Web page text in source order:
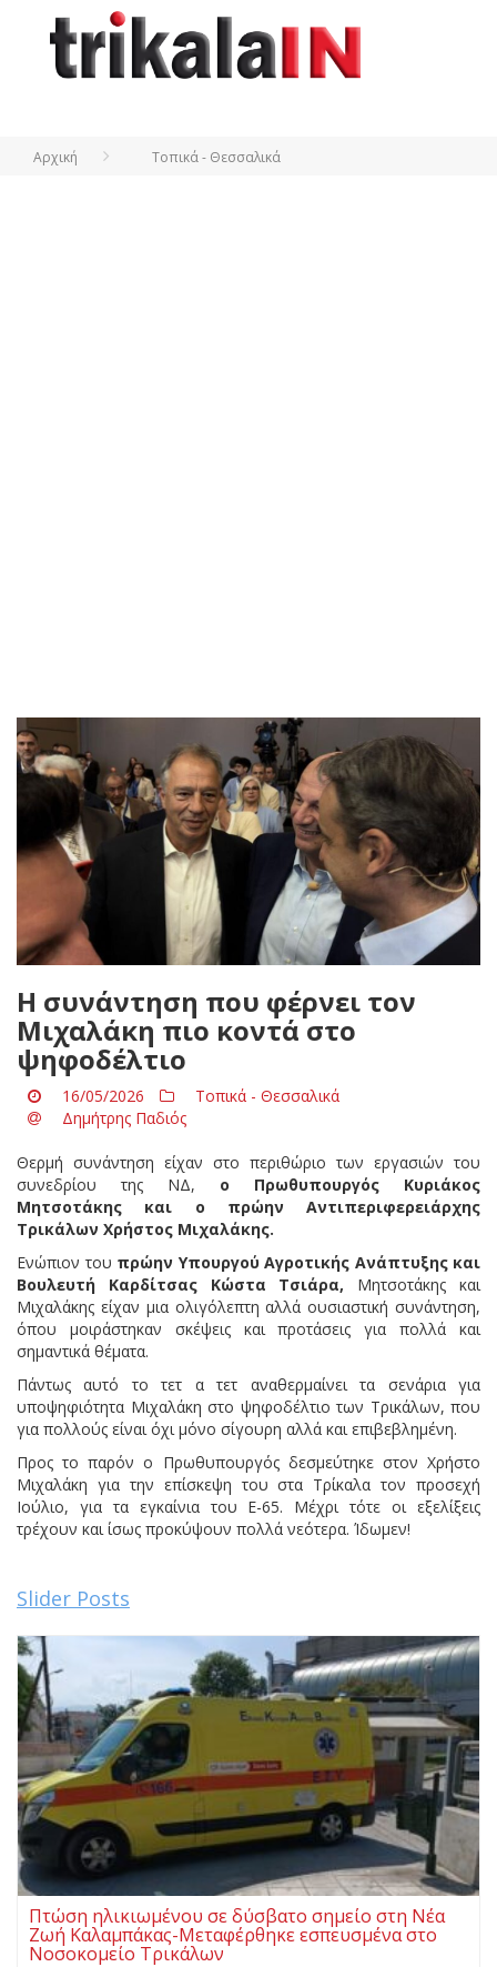
Αρχική Τοπικά - Θεσσαλικά
Η συνάντηση που φέρνει τον
Μιχαλάκη πιο κοντά στο
ψηφοδέλτιο
16/05/2026
Τοπικά - Θεσσαλικά
Δημήτρης Παδιός
Θερμή συνάντηση είχαν στο περιθώριο των εργασιών του
συνεδρίου της ΝΔ, ο Πρωθυπουργός Κυριάκος
Μητσοτάκης και ο πρώην Αντιπεριφερειάρχης
Τρικάλων Χρήστος Μιχαλάκης.
Ενώπιον του πρώην Υπουργού Αγροτικής Ανάπτυξης και
Βουλευτή Καρδίτσας Κώστα Τσιάρα, Μητσοτάκης και
Μιχαλάκης είχαν μια ολιγόλεπτη αλλά ουσιαστική συνάντηση,
όπου μοιράστηκαν σκέψεις και προτάσεις για πολλά και
σημαντικά θέματα.
Πάντως αυτό το τετ α τετ αναθερμαίνει τα σενάρια για
υποψηφιότητα Μιχαλάκη στο ψηφοδέλτιο των Τρικάλων, που
για πολλούς είναι όχι μόνο σίγουρη αλλά και επιβεβλημένη.
Προς το παρόν ο Πρωθυπουργός δεσμεύτηκε στον Χρήστο
Μιχαλάκη για την επίσκεψη του στα Τρίκαλα τον προσεχή
Ιούλιο, για τα εγκαίνια του Ε-65. Μέχρι τότε οι εξελίξεις
τρέχουν και ίσως προκύψουν πολλά νεότερα. Ίδωμεν!
Slider Posts
Πτώση ηλικιωμένου σε δύσβατο σημείο στη Νέα
Ζωή Καλαμπάκας-Μεταφέρθηκε εσπευσμένα στο
Νοσοκομείο Τρικάλων